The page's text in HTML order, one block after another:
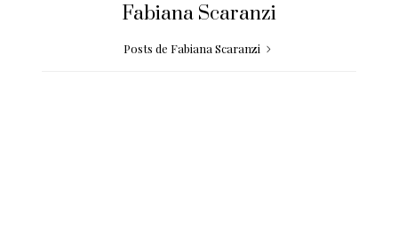
Fabiana Scaranzi
Posts de Fabiana Scaranzi